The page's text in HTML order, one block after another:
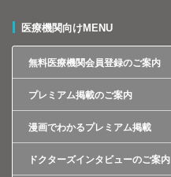
医療機関向けMENU
無料医療機関会員登録のご案内
プレミアム掲載のご案内
漫画でわかるプレミアム掲載
ドクターズインタビューのご案内